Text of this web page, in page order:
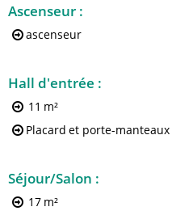
Ascenseur :
ascenseur
Hall d'entrée :
11 m²
Placard et porte-manteaux
Séjour/Salon :
17 m²